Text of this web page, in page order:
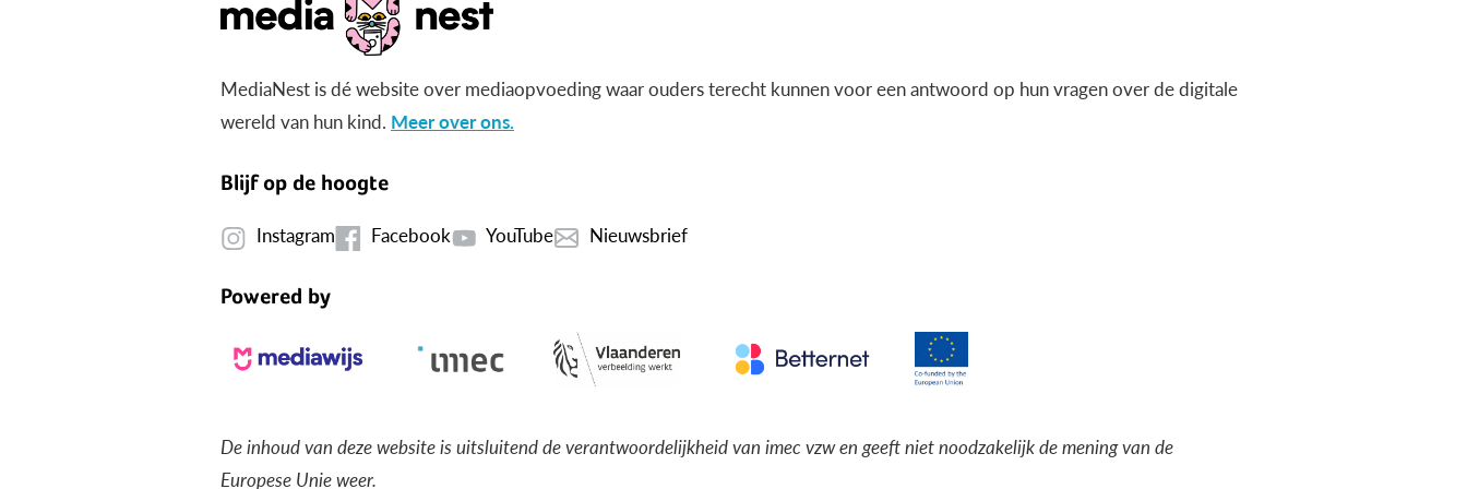
MediaNest is dé website over mediaopvoeding waar ouders terecht kunnen voor een antwoord op hun vragen over de digitale
wereld van hun kind. Meer over ons.
Blijf op de hoogte
Instagram Facebook YouTube Nieuwsbrief
Powered by
De inhoud van deze website is uitsluitend de verantwoordelijkheid van imec vzw en geeft niet noodzakelijk de mening van de
Europese Unie weer.